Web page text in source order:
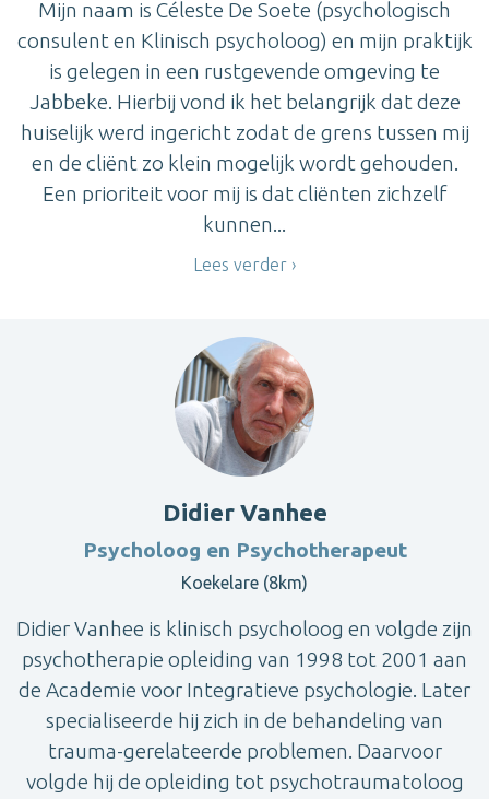
Mijn naam is Céleste De Soete (psychologisch
consulent en Klinisch psycholoog) en mijn praktijk
is gelegen in een rustgevende omgeving te
Jabbeke. Hierbij vond ik het belangrijk dat deze
huiselijk werd ingericht zodat de grens tussen mij
en de cliënt zo klein mogelijk wordt gehouden.
Een prioriteit voor mij is dat cliënten zichzelf
kunnen...
Lees verder
Didier Vanhee
Psycholoog en Psychotherapeut
Koekelare (8km)
Didier Vanhee is klinisch psycholoog en volgde zijn
psychotherapie opleiding van 1998 tot 2001 aan
de Academie voor Integratieve psychologie. Later
specialiseerde hij zich in de behandeling van
trauma-gerelateerde problemen. Daarvoor
volgde hij de opleiding tot psychotraumatoloog